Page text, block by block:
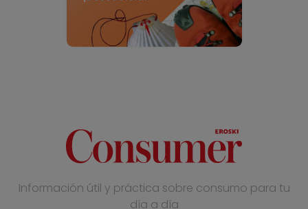
Información útil y práctica sobre consumo para tu
día a día